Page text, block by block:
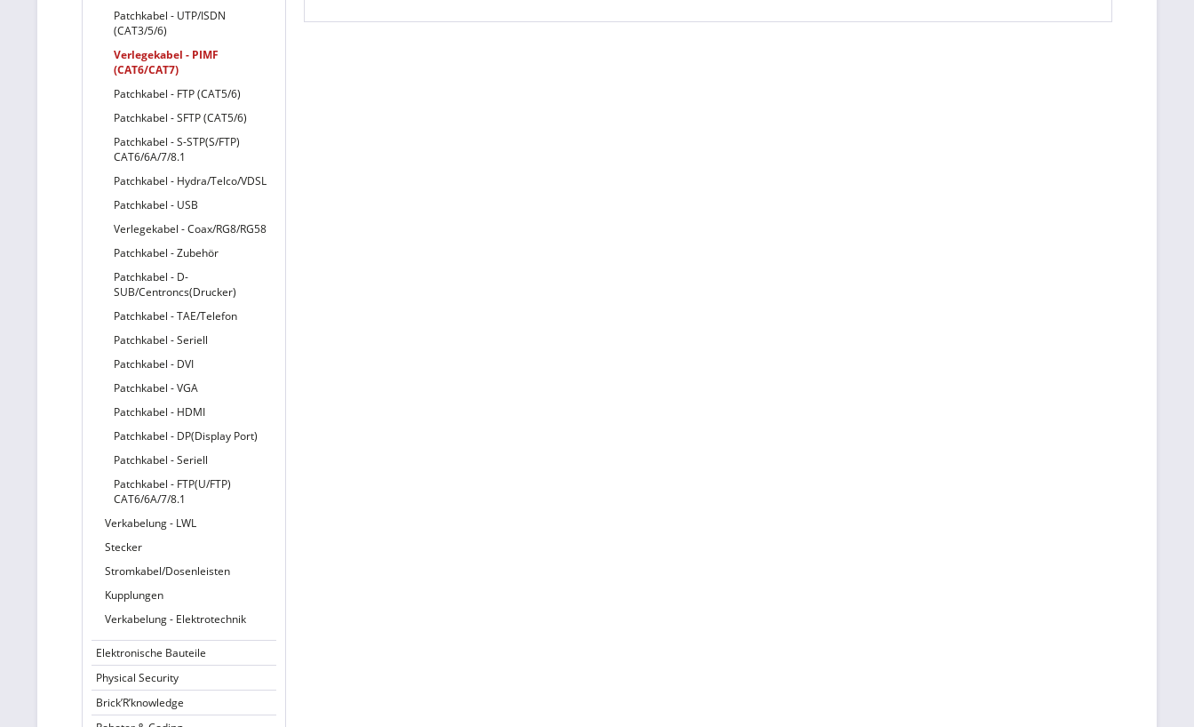
Patchkabel - UTP/ISDN
(CAT3/5/6)
Verlegekabel - PIMF
(CAT6/CAT7)
Patchkabel - FTP (CAT5/6)
Patchkabel - SFTP (CAT5/6)
Patchkabel - S-STP(S/FTP)
CAT6/6A/7/8.1
Patchkabel - Hydra/Telco/VDSL
Patchkabel - USB
Verlegekabel - Coax/RG8/RG58
Patchkabel - Zubehör
Patchkabel - D-
SUB/Centroncs(Drucker)
Patchkabel - TAE/Telefon
Patchkabel - Seriell
Patchkabel - DVI
Patchkabel - VGA
Patchkabel - HDMI
Patchkabel - DP(Display Port)
Patchkabel - Seriell
Patchkabel - FTP(U/FTP)
CAT6/6A/7/8.1
Verkabelung - LWL
Stecker
Stromkabel/Dosenleisten
Kupplungen
Verkabelung - Elektrotechnik
Elektronische Bauteile
Physical Security
Brick’R’knowledge